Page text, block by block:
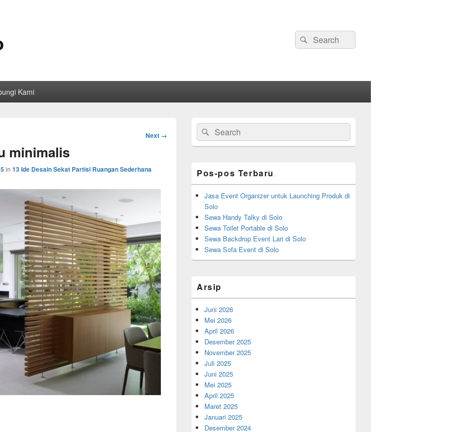
Search
for:
Search
Kami
Image
Next →
minimalis
in 13 Ide Desain Sekat Partisi Ruangan Sederhana
Primary
Sidebar
Widget
Area
Search
for:
Search
Pos-pos Terbaru
Jasa Event Organizer untuk Launching Produk di
Solo
Sewa Handy Talky di Solo
Sewa Toilet Portable di Solo
Sewa Backdrop Event Lari di Solo
Sewa Sofa Event di Solo
Arsip
Juni 2026
Mei 2026
April 2026
Desember 2025
November 2025
Juli 2025
Juni 2025
Mei 2025
April 2025
Maret 2025
Januari 2025
Desember 2024